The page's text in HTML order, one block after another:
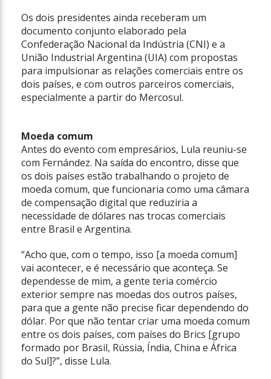
Os dois presidentes ainda receberam um
documento conjunto elaborado pela
Confederação Nacional da Indústria (CNI) e a
União Industrial Argentina (UIA) com propostas
para impulsionar as relações comerciais entre os
dois países, e com outros parceiros comerciais,
especialmente a partir do Mercosul.
Moeda comum
Antes do evento com empresários, Lula reuniu-se
com Fernández. Na saída do encontro, disse que
os dois países estão trabalhando o projeto de
moeda comum, que funcionaria como uma câmara
de compensação digital que reduziria a
necessidade de dólares nas trocas comerciais
entre Brasil e Argentina.
“Acho que, com o tempo, isso [a moeda comum]
vai acontecer, e é necessário que aconteça. Se
dependesse de mim, a gente teria comércio
exterior sempre nas moedas dos outros países,
para que a gente não precise ficar dependendo do
dólar. Por que não tentar criar uma moeda comum
entre os dois países, com países do Brics [grupo
formado por Brasil, Rússia, Índia, China e África
do Sul]?”, disse Lula.